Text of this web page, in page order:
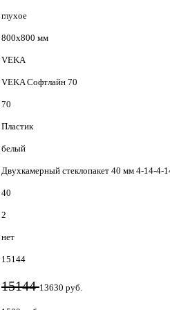
глухое
800x800 мм
VEKA
VEKA Софтлайн 70
70
Пластик
белый
Двухкамерный стеклопакет 40 мм 4-14-4-
40
2
нет
15144
1514413630 руб.